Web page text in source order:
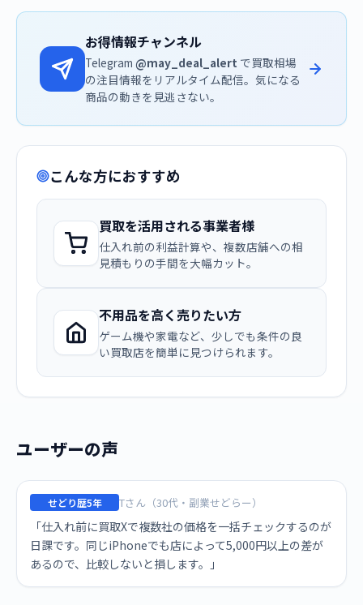
お得情報チャンネル
Telegram @may_deal_alert で買取相場
の注目情報をリアルタイム配信。気になる
商品の動きを見逃さない。
こんな方におすすめ
買取を活用される事業者様
仕入れ前の利益計算や、複数店舗への相
見積もりの手間を大幅カット。
不用品を高く売りたい方
ゲーム機や家電など、少しでも条件の良
い買取店を簡単に見つけられます。
ユーザーの声
せどり歴5年 Tさん（30代・副業せどらー）
「仕入れ前に買取Xで複数社の価格を一括チェックするのが
日課です。同じiPhoneでも店によって5,000円以上の差が
あるので、比較しないと損します。」